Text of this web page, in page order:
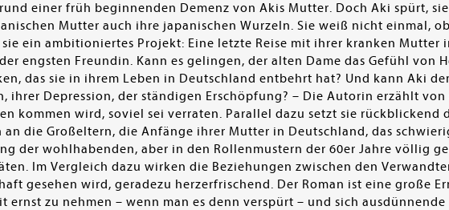
einer früh beginnenden Demenz von Akis Mutter. Doch Aki spürt,
Mutter auch ihre japanischen Wurzeln. Sie weiß nicht einmal,
ein ambitioniertes Projekt: Eine letzte Reise mit ihrer kranken Mutter
engsten Freundin. Kann es gelingen, der alten Dame das Gefühl von
das sie in ihrem Leben in Deutschland entbehrt hat? Und kann Aki
ihrer Depression, der ständigen Erschöpfung? – Die Autorin erzählt von
kommen wird, soviel sei verraten. Parallel dazu setzt sie rückblickend
die Großeltern, die Anfänge ihrer Mutter in Deutschland, das
der wohlhabenden, aber in den Rollenmustern der 60er Jahre völlig
Im Vergleich dazu wirken die Beziehungen zwischen den
gesehen wird, geradezu herzerfrischend. Der Roman ist eine große
zu nehmen – wenn man es denn verspürt – und sich ausdünnende